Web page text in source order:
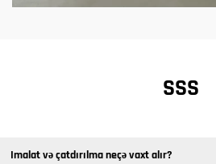
SSS
Imalat və çatdırılma neçə vaxt alır?